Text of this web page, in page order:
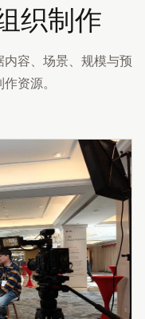
织制作
容、场景、规模与预
资源。